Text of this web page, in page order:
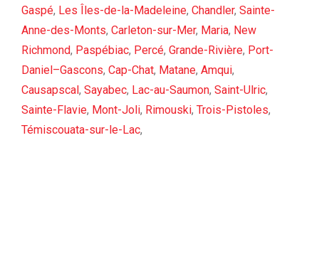
Gaspé, Les Îles-de-la-Madeleine, Chandler, Sainte-
Anne-des-Monts, Carleton-sur-Mer, Maria, New
Richmond, Paspébiac, Percé, Grande-Rivière, Port-
Daniel–Gascons, Cap-Chat, Matane, Amqui,
Causapscal , Sayabec, Lac-au-Saumon, Saint-Ulric,
Sainte-Flavie, Mont-Joli, Rimouski, Trois-Pistoles,
Témiscouata-sur-le-Lac,